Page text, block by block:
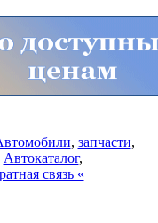
, запчасти,
Автокаталог,
связь «